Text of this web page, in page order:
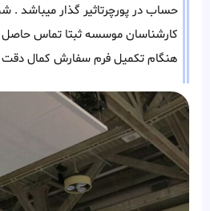
حساب در پورچرتاثیر گذار میباشد .
کارشناسان موسسه ثبتا تماس حاصل
هنگام تکمیل فرم سفارش کمال دقت